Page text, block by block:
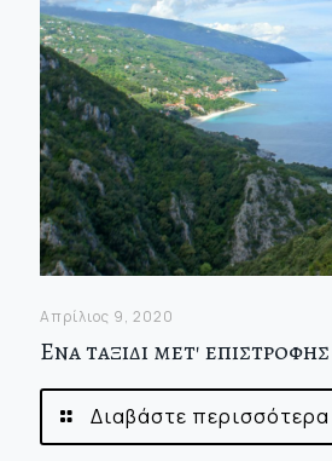
Απρίλιος 9, 2020
Ενα ταξιδι μετ'
Διαβάστε περισσότερα